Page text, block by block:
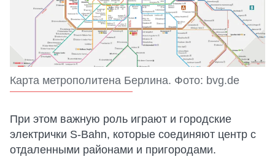
Карта метрополитена Берлина. Фото: bvg.de
При этом важную роль играют и городские
электрички S-Bahn, которые соединяют центр с
отдаленными районами и пригородами.